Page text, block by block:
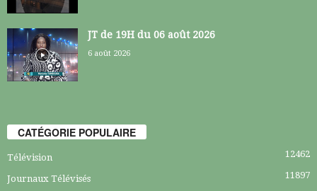
JT de 19H du 06 août 2026
6 août 2026
CATÉGORIE POPULAIRE
Télévision 12462
Journaux Télévisés 11897